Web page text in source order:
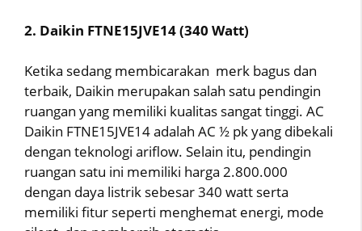
2. Daikin FTNE15JVE14 (340 Watt)
Ketika sedang membicarakan merk bagus dan
terbaik, Daikin merupakan salah satu pendingin
ruangan yang memiliki kualitas sangat tinggi. AC
Daikin FTNE15JVE14 adalah AC ½ pk yang dibekali
dengan teknologi ariflow. Selain itu, pendingin
ruangan satu ini memiliki harga 2.800.000
dengan daya listrik sebesar 340 watt serta
memiliki fitur seperti menghemat energi, mode